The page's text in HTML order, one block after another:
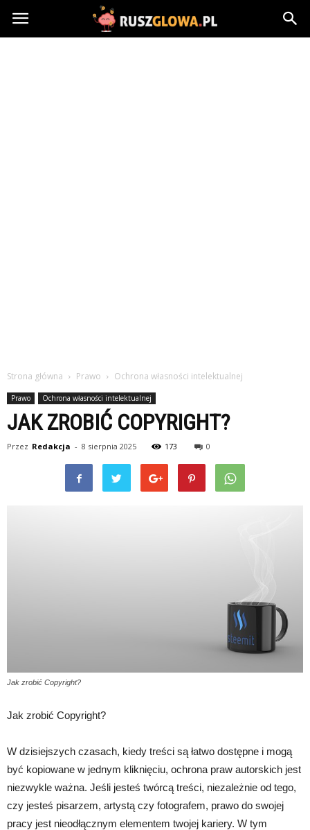
Ruszglowa.pl
Strona główna Prawo Ochrona własności intelektualnej
Prawo Ochrona własności intelektualnej
JAK ZROBIĆ COPYRIGHT?
Przez Redakcja - 8 sierpnia 2025 173 0
Jak zrobić Copyright?
Jak zrobić Copyright?
W dzisiejszych czasach, kiedy treści są łatwo dostępne i mogą
być kopiowane w jednym kliknięciu, ochrona praw autorskich jest
niezwykle ważna. Jeśli jesteś twórcą treści, niezależnie od tego,
czy jesteś pisarzem, artystą czy fotografem, prawo do swojej
pracy jest nieodłącznym elementem twojej kariery. W tym